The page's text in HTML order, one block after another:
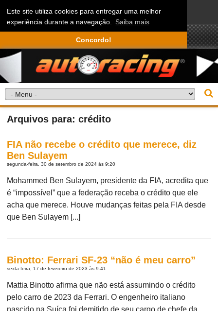
Este site utiliza cookies para entregar uma melhor
experiência durante a navegação. Saiba mais
Concordo!
Arquivos para: crédito
FIA não recebe o crédito que merece, diz
Ben Sulayem
segunda-feira, 30 de setembro de 2024 às 9:20
Mohammed Ben Sulayem, presidente da FIA, acredita que
é “impossível” que a federação receba o crédito que ele
acha que merece. Houve mudanças feitas pela FIA desde
que Ben Sulayem [...]
Binotto: Ferrari SF-23 “não é meu carro”
sexta-feira, 17 de fevereiro de 2023 às 9:41
Mattia Binotto afirma que não está assumindo o crédito
pelo carro de 2023 da Ferrari. O engenheiro italiano
nascido na Suíça foi demitido de seu cargo de chefe da